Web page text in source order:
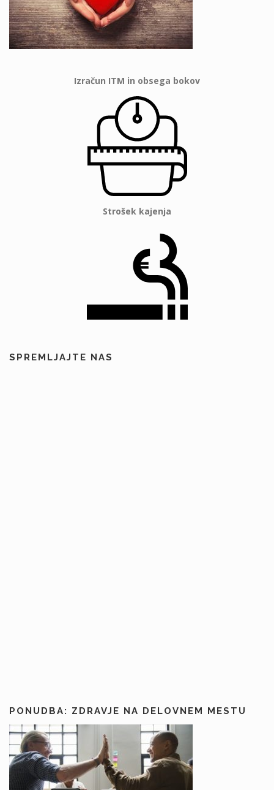
Izračun ITM in obsega bokov
Strošek kajenja
SPREMLJAJTE NAS
PONUDBA: ZDRAVJE NA DELOVNEM MESTU